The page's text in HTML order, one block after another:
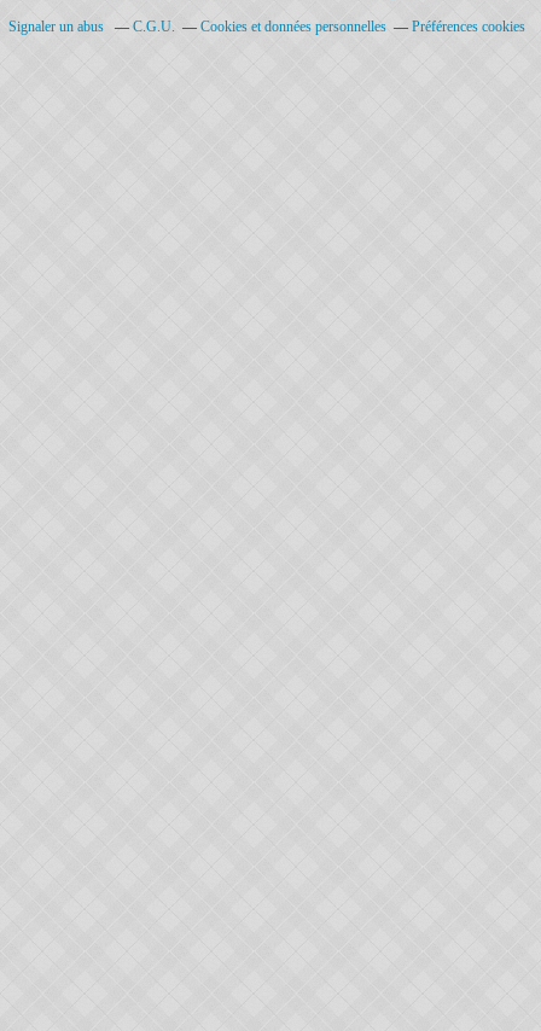
Signaler un abus C.G.U. Cookies et données personnelles Préférences cookies